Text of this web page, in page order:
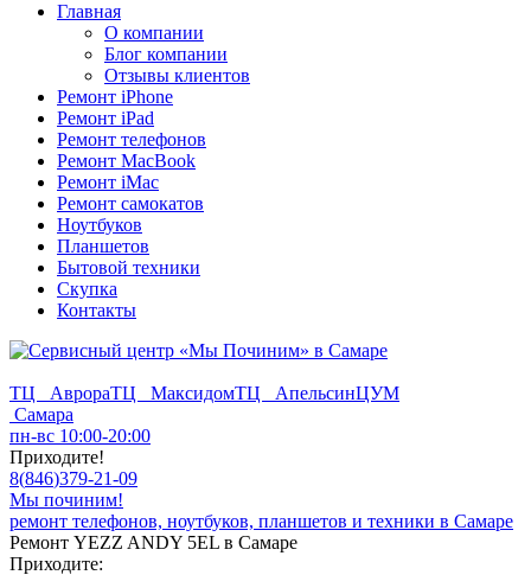
Главная
О компании
Блог компании
Отзывы клиентов
Ремонт iPhone
Ремонт iPad
Ремонт телефонов
Ремонт MacBook
Ремонт iMac
Ремонт самокатов
Ноутбуков
Планшетов
Бытовой техники
Скупка
Контакты
ТЦ АврораТЦ МаксидомТЦ АпельсинЦУМ
Самара
пн-вс 10:00-20:00
Приходите!
8(846)379-21-09
Мы починим!
ремонт телефонов, ноутбуков, планшетов и техники в Самаре
Ремонт YEZZ ANDY 5EL в Самаре
Приходите: